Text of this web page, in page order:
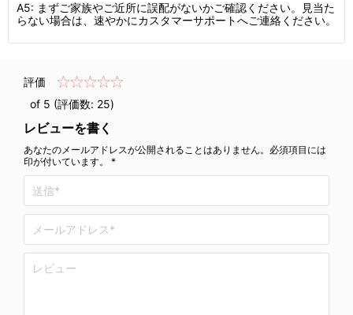
A5: まずご家族やご近所に誤配がないかご確認ください。見当た
らない場合は、速やかにカスタマーサポートへご連絡ください。
評価
of 5 (評価数: 25)
レビューを書く
あなたのメールアドレスが公開されることはありません。必須項目には
印が付いています。 *